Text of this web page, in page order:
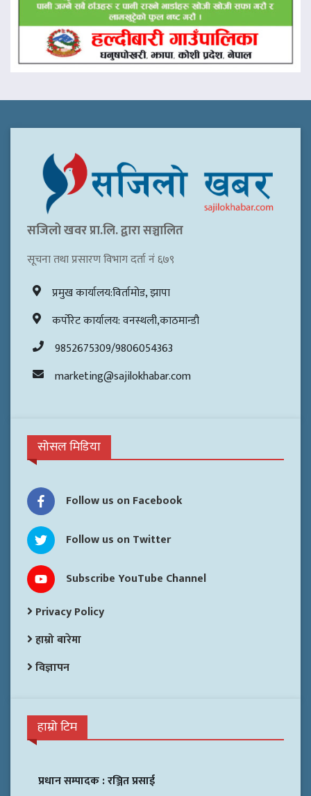
सजिलो खवर प्रा.लि. द्वारा सञ्चालित
सूचना तथा प्रसारण विभाग दर्ता नं ६७९
प्रमुख कार्यालय:विर्तामोड, झापा
कर्पोरेट कार्यालय: वनस्थली,काठमान्डौ
9852675309/9806054363
marketing@sajilokhabar.com
सोसल मिडिया
Follow us on Facebook
Follow us on Twitter
Subscribe YouTube Channel
Privacy Policy
हाम्रो बारेमा
विज्ञापन
हाम्रो टिम
प्रधान सम्पादक :रञ्जित प्रसाई